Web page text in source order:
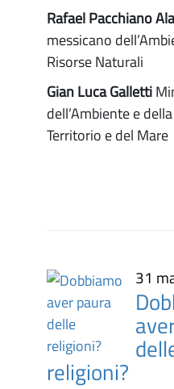
Rafael Pacchiano
messicano
Risorse Naturali
Gian Luca Galletti
dell’Ambiente e
Territorio e del Mare
31
religioni?